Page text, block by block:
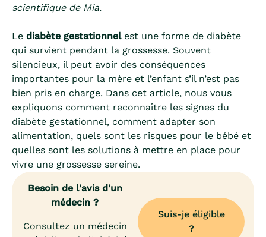
scientifique de Mia.
Le diabète gestationnelest une forme de diabète
qui survient pendant la grossesse. Souvent
silencieux, il peut avoir des conséquences
importantes pour la mère et l’enfant s’il n’est pas
bien pris en charge. Dans cet article, nous vous
expliquons comment reconnaître les signes du
diabète gestationnel, comment adapter son
alimentation, quels sont les risques pour le bébé et
quelles sont les solutions à mettre en place pour
vivre une grossesse sereine.
Besoin de l'avis d'un
médecin ?
Suis-je éligible
?
Consultez un médecin